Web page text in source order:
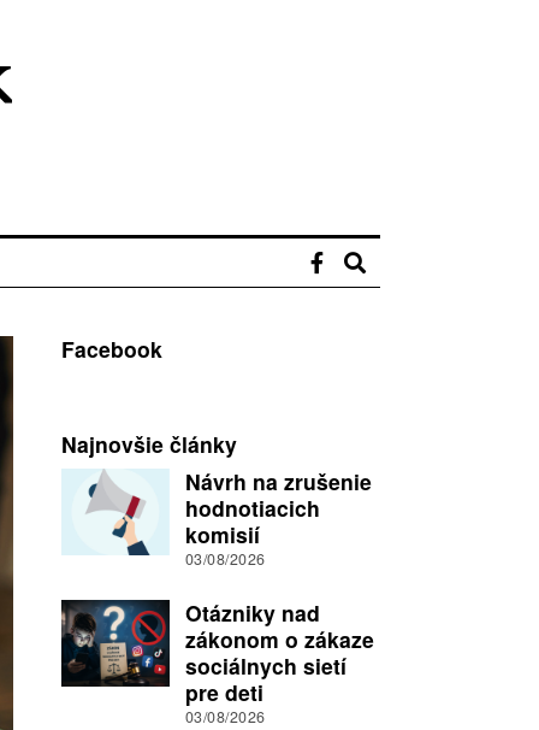
Facebook
Najnovšie články
Návrh na zrušenie
hodnotiacich
komisií
03/08/2026
Otázniky nad
zákonom o zákaze
sociálnych sietí
pre deti
03/08/2026